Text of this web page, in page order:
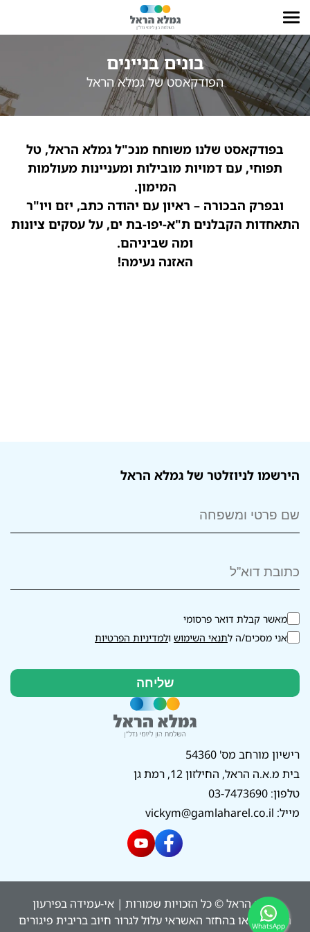
בונים בניינים
הפודקאסט של גמלא הראל
בפודקאסט שלנו משוחח מנכ"ל גמלא הראל, טל
תפוחי, עם דמויות מובילות ומעניינות מעולמות
המימון.
ובפרק הבכורה – ראיון עם יהודה כתב, יזם ויו"ר
התאחדות הקבלנים ת"א-יפו-בת ים, על עסקים ציונות
ומה שביניהם.
האזנה נעימה!
רישיון מורחב מס' 54360
בית מ.א.ה הראל, החילזון 12, רמת גן
טלפון: 03-7473690
מייל: vickym@gamlaharel.co.il
הירשמו לניוזלטר של גמלא הראל
מאשר קבלת דואר פרסומי
אני מסכים/ה לתנאי השימוש ולמדיניות הפרטיות
גמלא הראל © כל הזכויות שמורות | אי-עמידה בפירעון
ההלוואה או בהחזר האשראי עלול לגרור חיוב בריבית פיגורים
WhatsApp